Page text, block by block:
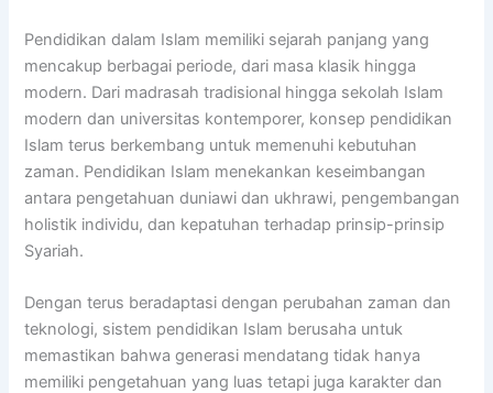
Pendidikan dalam Islam memiliki sejarah panjang yang
mencakup berbagai periode, dari masa klasik hingga
modern. Dari madrasah tradisional hingga sekolah Islam
modern dan universitas kontemporer, konsep pendidikan
Islam terus berkembang untuk memenuhi kebutuhan
zaman. Pendidikan Islam menekankan keseimbangan
antara pengetahuan duniawi dan ukhrawi, pengembangan
holistik individu, dan kepatuhan terhadap prinsip-prinsip
Syariah.
Dengan terus beradaptasi dengan perubahan zaman dan
teknologi, sistem pendidikan Islam berusaha untuk
memastikan bahwa generasi mendatang tidak hanya
memiliki pengetahuan yang luas tetapi juga karakter dan